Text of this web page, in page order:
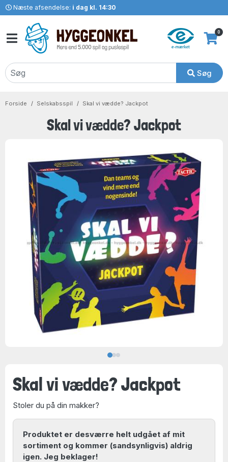
Næste afsendelse: i dag kl. 14:30
Søg
0
Forside Selskabsspil Skal vi vædde? Jackpot
Skal vi vædde? Jackpot
Skal vi vædde? Jackpot
Stoler du på din makker?
Produktet er desværre helt udgået af mit
sortiment og kommer (sandsynligvis) aldrig
igen. Jeg beklager!